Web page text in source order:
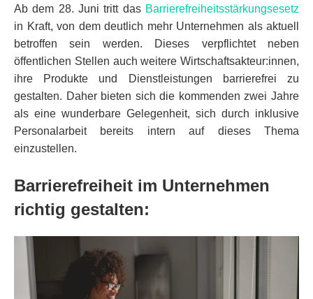
Ab dem 28. Juni tritt das Barrierefreiheitsstärkungsesetz
in Kraft, von dem deutlich mehr Unternehmen als aktuell
betroffen sein werden. Dieses verpflichtet neben
öffentlichen Stellen auch weitere Wirtschaftsakteur:innen,
ihre Produkte und Dienstleistungen barrierefrei zu
gestalten. Daher bieten sich die kommenden zwei Jahre
als eine wunderbare Gelegenheit, sich durch inklusive
Personalarbeit bereits intern auf dieses Thema
einzustellen.
Barrierefreiheit im Unternehmen
richtig gestalten: